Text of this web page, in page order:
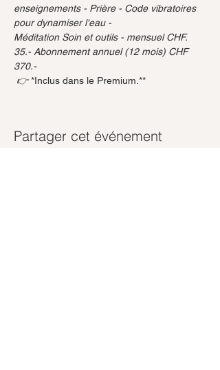
enseignements - Prière - Code vibratoires
pour dynamiser l'eau -
Méditation Soin et outils - mensuel CHF.
35.- Abonnement annuel (12 mois) CHF
370.-
👉 *Inclus dans le Premium.**
Partager cet événement